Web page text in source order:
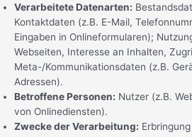
Verarbeitete Datenarten:
Kontaktdaten (z.B. E-Mail,
Eingaben in Onlineformularen);
Webseiten, Interesse an Inhalten,
Meta-/Kommunikationsdaten (z.B.
Adressen).
Betroffene Personen: Nutzer (z.B.
von Onlinediensten).
Zwecke der Verarbeitung: